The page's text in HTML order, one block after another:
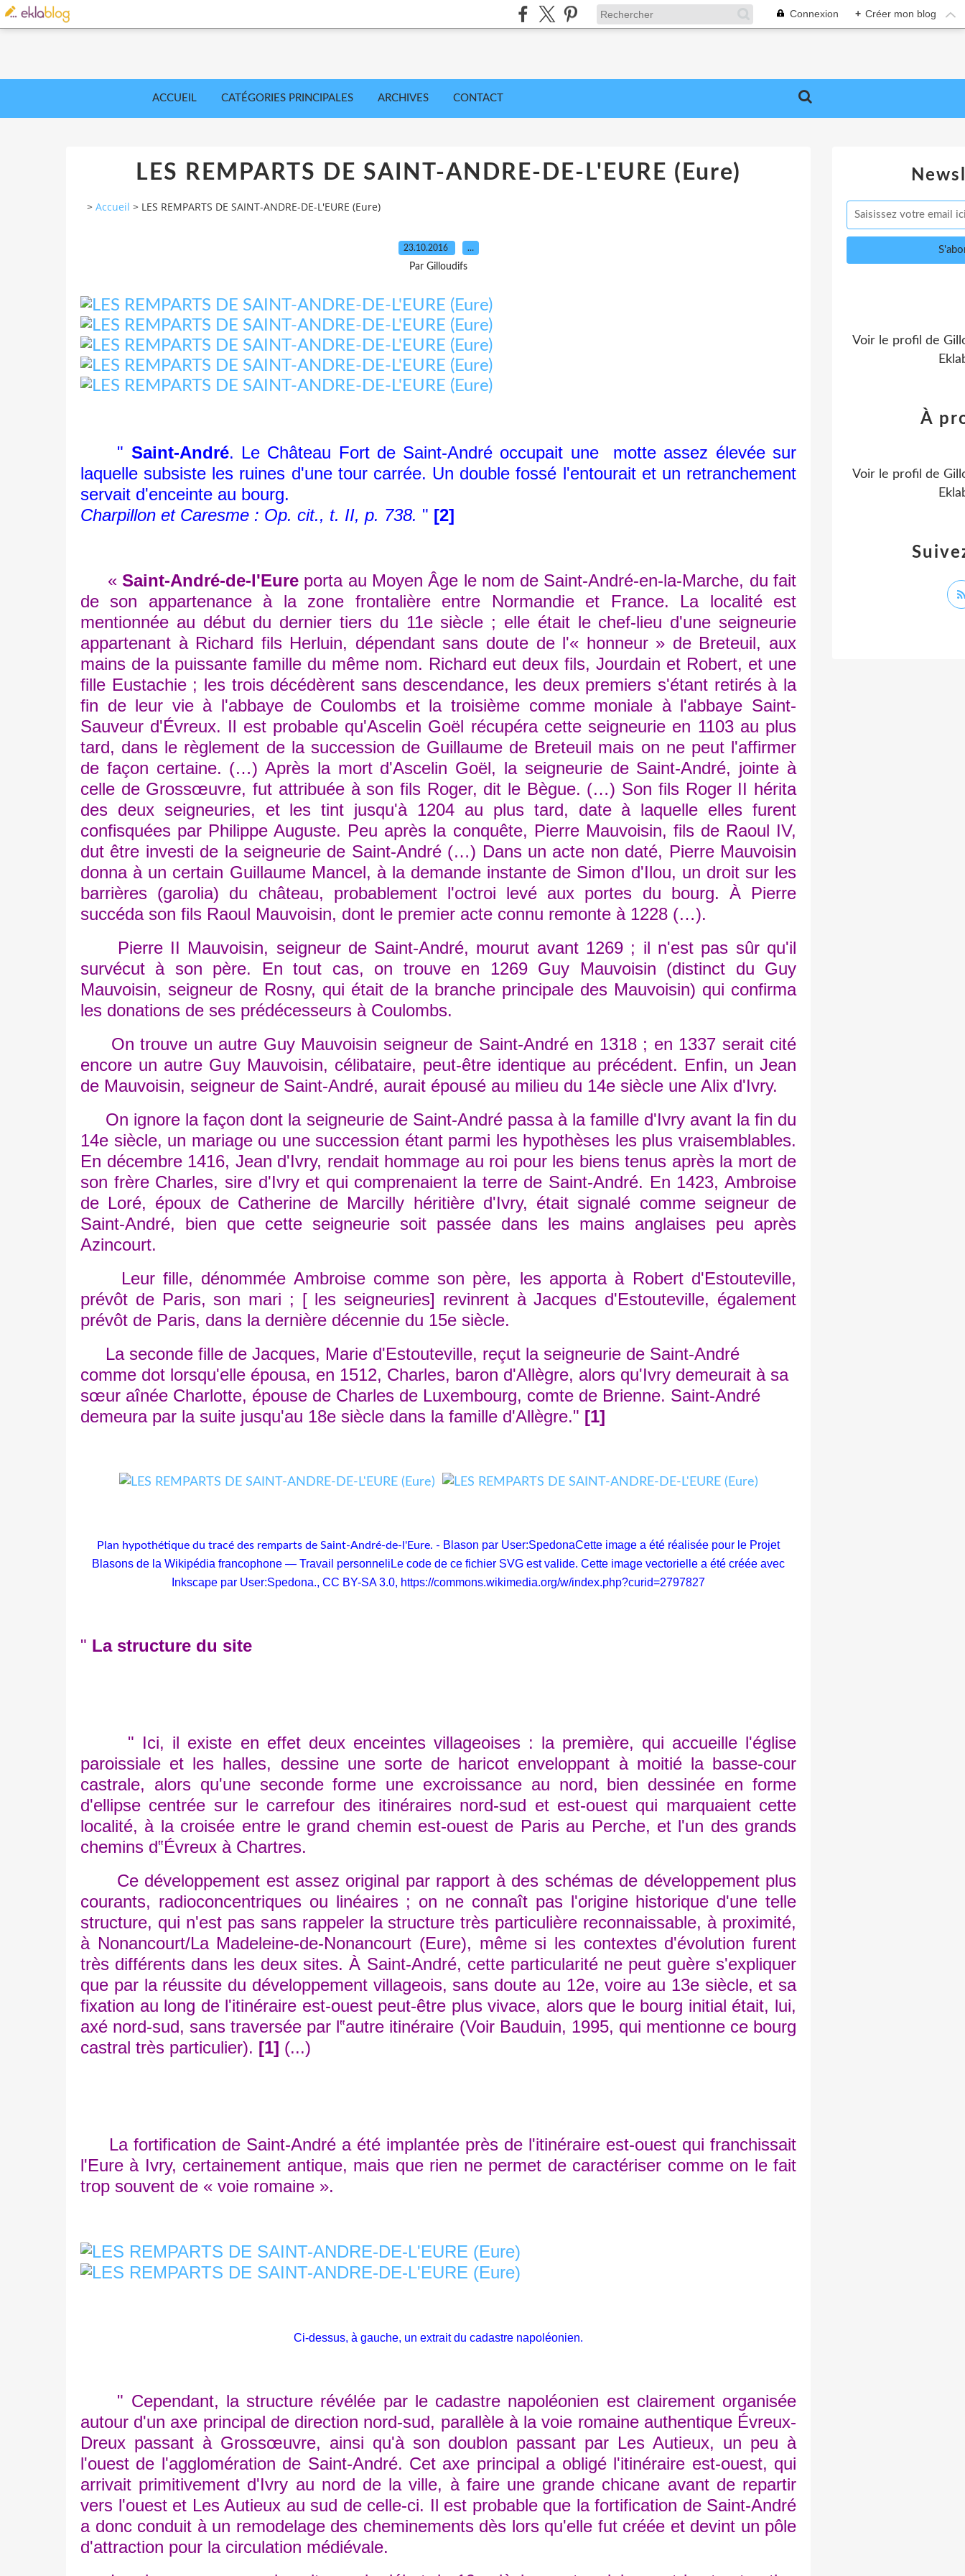
Connexion + Créer mon blog
ACCUEIL CATÉGORIES PRINCIPALES ARCHIVES CONTACT
LES REMPARTS DE SAINT-ANDRE-DE-L'EURE (Eure)
> Accueil > LES REMPARTS DE SAINT-ANDRE-DE-L'EURE (Eure)
23.10.2016 …
Par Gilloudifs
" Saint-André. Le Château Fort de Saint-André occupait une
motte assez élevée sur
laquelle subsiste les ruines d'une tour carrée. Un double fossé l'entourait et un retranchement
servait d'enceinte au bourg.
Charpillon et Caresme : Op. cit., t. II, p. 738. " [2]
«Saint-André-de-l'Eure porta au Moyen Âge le nom de Saint-André-en-la-Marche, du fait
de son appartenance à la zone frontalière entre Normandie et France. La localité est
mentionnée au début du dernier tiers du 11e siècle ; elle était le chef-lieu d'une seigneurie
appartenant à Richard fils Herluin, dépendant sans doute de l'« honneur » de Breteuil, aux
mains de la puissante famille du même nom. Richard eut deux fils, Jourdain et Robert, et une
fille Eustachie ; les trois décédèrent sans descendance, les deux premiers s'étant retirés à la
fin de leur vie à l'abbaye de Coulombs et la troisième comme moniale à l'abbaye Saint-
Sauveur d'Évreux. Il est probable qu'Ascelin Goël récupéra cette seigneurie en 1103 au plus
tard, dans le règlement de la succession de Guillaume de Breteuil mais on ne peut l'affirmer
de façon certaine. (…) Après la mort d'Ascelin Goël, la seigneurie de Saint-André, jointe à
celle de Grossœuvre, fut attribuée à son fils Roger, dit le Bègue. (…) Son fils Roger II hérita
des deux seigneuries, et les tint jusqu'à 1204 au plus tard, date à laquelle elles furent
confisquées par Philippe Auguste. Peu après la conquête, Pierre Mauvoisin, fils de Raoul IV,
dut être investi de la seigneurie de Saint-André (…) Dans un acte non daté, Pierre Mauvoisin
donna à un certain Guillaume Mancel, à la demande instante de Simon d'Ilou, un droit sur les
barrières (garolia) du château, probablement l'octroi levé aux portes du bourg. À Pierre
succéda son fils Raoul Mauvoisin, dont le premier acte connu remonte à 1228 (…).
Pierre II Mauvoisin, seigneur de Saint-André, mourut avant 1269 ; il n'est pas sûr qu'il
survécut à son père. En tout cas, on trouve en 1269 Guy Mauvoisin (distinct du Guy
Mauvoisin, seigneur de Rosny, qui était de la branche principale des Mauvoisin) qui confirma
les donations de ses prédécesseurs à Coulombs.
On trouve un autre Guy Mauvoisin seigneur de Saint-André en 1318 ; en 1337 serait cité
encore un autre Guy Mauvoisin, célibataire, peut-être identique au précédent. Enfin, un Jean
de Mauvoisin, seigneur de Saint-André, aurait épousé au milieu du 14e siècle une Alix d'Ivry.
On ignore la façon dont la seigneurie de Saint-André passa à la famille d'Ivry avant la fin du
14e siècle, un mariage ou une succession étant parmi les hypothèses les plus vraisemblables.
En décembre 1416, Jean d'Ivry, rendait hommage au roi pour les biens tenus après la mort de
son frère Charles, sire d'Ivry et qui comprenaient la terre de Saint-André. En 1423, Ambroise
de Loré, époux de Catherine de Marcilly héritière d'Ivry, était signalé comme seigneur de
Saint-André, bien que cette seigneurie soit passée dans les mains anglaises peu après
Azincourt.
Leur fille, dénommée Ambroise comme son père, les apporta à Robert d'Estouteville,
prévôt de Paris, son mari ; [ les seigneuries] revinrent à Jacques d'Estouteville, également
prévôt de Paris, dans la dernière décennie du 15e siècle.
La seconde fille de Jacques, Marie d'Estouteville, reçut la seigneurie de Saint-André
comme dot lorsqu'elle épousa, en 1512, Charles, baron d'Allègre, alors qu'Ivry demeurait à sa
sœur aînée Charlotte, épouse de Charles de Luxembourg, comte de Brienne. Saint-André
demeura par la suite jusqu'au 18e siècle dans la famille d'Allègre." [1]
Plan hypothétique du tracé des remparts de Saint-André-de-l'Eure. - Blason par User:SpedonaCette image a été réalisée pour le Projet
Blasons de la Wikipédia francophone — Travail personneliLe code de ce fichier SVG est valide. Cette image vectorielle a été créée avec
Inkscape par User:Spedona., CC BY-SA 3.0, https://commons.wikimedia.org/w/index.php?curid=2797827
" La structure du site
" Ici, il existe en effet deux enceintes villageoises : la première, qui accueille l'église
paroissiale et les halles, dessine une sorte de haricot enveloppant à moitié la basse-cour
castrale, alors qu'une seconde forme une excroissance au nord, bien dessinée en forme
d'ellipse centrée sur le carrefour des itinéraires nord-sud et est-ouest qui marquaient cette
localité, à la croisée entre le grand chemin est-ouest de Paris au Perche, et l'un des grands
chemins d‟Évreux à Chartres.
Ce développement est assez original par rapport à des schémas de développement plus
courants, radioconcentriques ou linéaires ; on ne connaît pas l'origine historique d'une telle
structure, qui n'est pas sans rappeler la structure très particulière reconnaissable, à proximité,
à Nonancourt/La Madeleine-de-Nonancourt (Eure), même si les contextes d'évolution furent
très différents dans les deux sites. À Saint-André, cette particularité ne peut guère s'expliquer
que par la réussite du développement villageois, sans doute au 12e, voire au 13e siècle, et sa
fixation au long de l'itinéraire est-ouest peut-être plus vivace, alors que le bourg initial était, lui,
axé nord-sud, sans traversée par l‟autre itinéraire (Voir Bauduin, 1995, qui mentionne ce bourg
castral très particulier). [1] (...)
La fortification de Saint-André a été implantée près de l'itinéraire est-ouest qui franchissait
l'Eure à Ivry, certainement antique, mais que rien ne permet de caractériser comme on le fait
trop souvent de « voie romaine ».
Ci-dessus, à gauche, un extrait du cadastre napoléonien.
" Cependant, la structure révélée par le cadastre napoléonien est clairement organisée
autour d'un axe principal de direction nord-sud, parallèle à la voie romaine authentique Évreux-
Dreux passant à Grossœuvre, ainsi qu'à son doublon passant par Les Autieux, un peu à
l'ouest de l'agglomération de Saint-André. Cet axe principal a obligé l'itinéraire est-ouest, qui
arrivait primitivement d'Ivry au nord de la ville, à faire une grande chicane avant de repartir
vers l'ouest et Les Autieux au sud de celle-ci. Il est probable que la fortification de Saint-André
a donc conduit à un remodelage des cheminements dès lors qu'elle fut créée et devint un pôle
d'attraction pour la circulation médiévale.
Voir le profil de
À
Voir le profil de